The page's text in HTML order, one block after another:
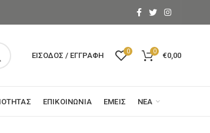
ΕΊΣΟΔΟΣ / ΕΓΓΡΑΦΉ 0 0 €0,00
ΕΠΙΚΟΙΝΩΝΊΑ ΕΜΕΊΣ ΝΈΑ